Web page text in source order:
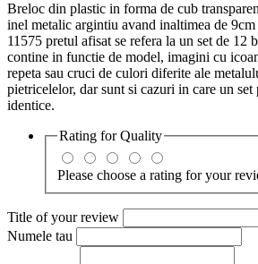
Breloc din plastic in forma de cub
inel metalic argintiu avand inaltimea de
11575 pretul afisat se refera la un set de 12
contine in functie de model, imagini cu
repeta sau cruci de culori diferite ale
pietricelelor, dar sunt si cazuri in care un set
identice.
Rating forQuality
Please choose a rating for your
Title of your review
Numele tau